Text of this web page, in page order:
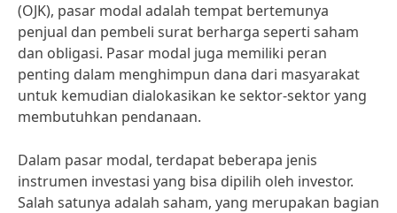
(OJK), pasar modal adalah tempat bertemunya
penjual dan pembeli surat berharga seperti saham
dan obligasi. Pasar modal juga memiliki peran
penting dalam menghimpun dana dari masyarakat
untuk kemudian dialokasikan ke sektor-sektor yang
membutuhkan pendanaan.
Dalam pasar modal, terdapat beberapa jenis
instrumen investasi yang bisa dipilih oleh investor.
Salah satunya adalah saham, yang merupakan bagian